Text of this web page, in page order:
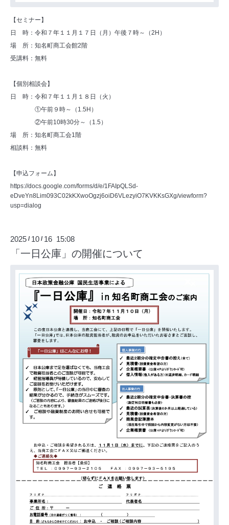
【セミナー】
日 時：令和７年１１月１７日（月）午後７時～（2H）
場 所：知名町商工会館2階
受講料：無料
【個別相談会】
日 時：令和７年１１月１８日（火）
①午前９時～（1.5H）
②午前10時30分～（1.5）
場 所：知名町商工会1階
相談料：無料
【申込フォーム】
https://docs.google.com/forms/d/e/1FAIpQLSd-
eDveYn8Lim093C02kKXwoOgzj6oiD6VLezyiO7KVKKsGXg/viewform?
usp=dialog
2025 / 10 / 16 15:08
「一日公庫」の開催について